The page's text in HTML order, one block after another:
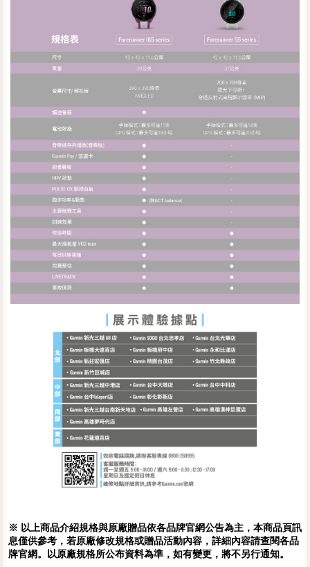
※ 以上商品介紹規格與原廠贈品依各品牌官網公告為主，本商品頁訊
息僅供參考，若原廠修改規格或贈品活動內容，詳細內容請查閱各品
牌官網。以原廠規格所公布資料為準，如有變更，將不另行通知。